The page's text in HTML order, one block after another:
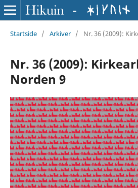
Startside / Arkiver / Nr. 36 (2009):
Nr. 36 (2009):
Norden 9